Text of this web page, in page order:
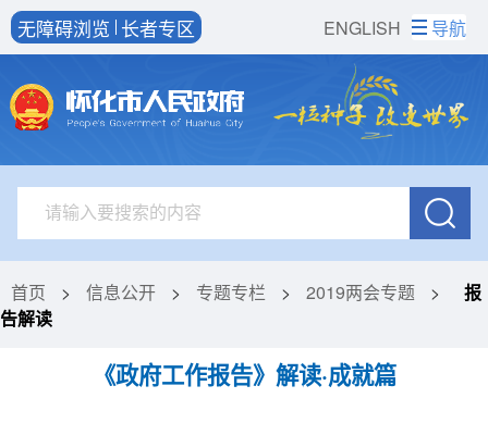
ENGLISH
无障碍浏览 长者专区 导航
首页 > 信息公开 > 专题专栏 > 2019两会专题 >
报
告解读
《政府工作报告》解读·成就篇